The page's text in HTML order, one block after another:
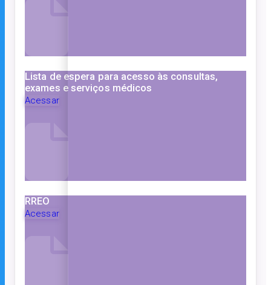
Lista de espera para acesso às consultas,
exames e serviços médicos
Acessar
RREO
Acessar